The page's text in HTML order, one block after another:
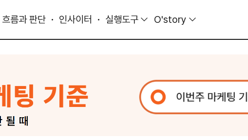
흐름과 판단 인사이터 실행도구 O'story